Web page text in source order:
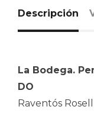
Descripción
La Bodega.
DO
Raventós